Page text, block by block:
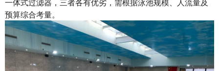
预算综合考量。